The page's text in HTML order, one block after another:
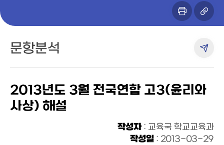
문항분석
2013년도 3월 전국연합 고3(윤리와
사상) 해설
작성자: 교육국 학교교육과
작성일 : 2013-03-29